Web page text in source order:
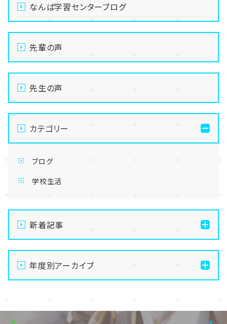
なんば学習センターブログ
先輩の声
先生の声
カテゴリー
ブログ
学校生活
新着記事
【なんば】体験授業で高級感のあるマンゴータルト作り
ました！🥭✨
【なんば】キラリと輝く宝物✨「光るハーバリウム」作り
【なんば】校舎紹介の「自習室編」✨
年度別アーカイブ
2025